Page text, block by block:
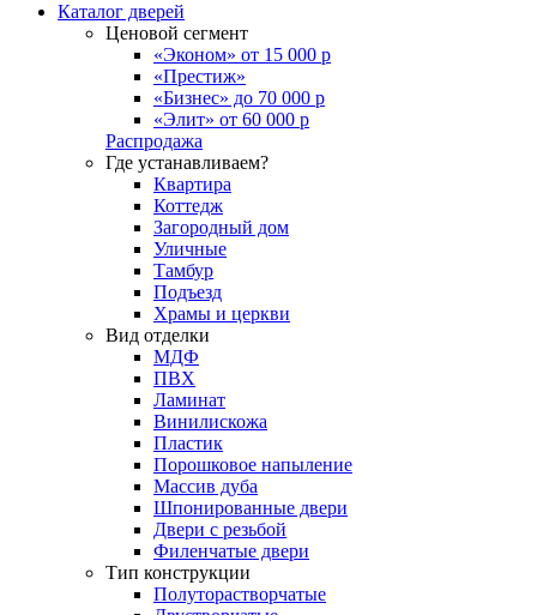
Каталог дверей
Ценовой сегмент
«Эконом» от 15 000 р
«Престиж»
«Бизнес» до 70 000 р
«Элит» от 60 000 р
Распродажа
Где устанавливаем?
Квартира
Коттедж
Загородный дом
Уличные
Тамбур
Подъезд
Храмы и церкви
Вид отделки
МДФ
ПВХ
Ламинат
Винилискожа
Пластик
Порошковое напыление
Массив дуба
Шпонированные двери
Двери с резьбой
Филенчатые двери
Тип конструкции
Полуторастворчатые